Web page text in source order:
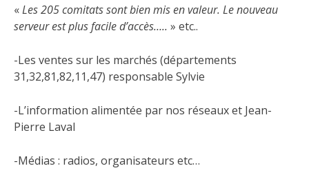
«Les 205 comitats sont bien mis en valeur. Le nouveau
serveur est plus facile d’accès….. » etc..
-Les ventes sur les marchés (départements
31,32,81,82,11,47) responsable Sylvie
-L’information alimentée par nos réseaux et Jean-
Pierre Laval
-Médias : radios, organisateurs etc…